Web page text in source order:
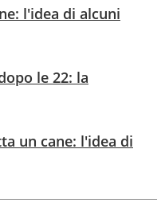
l'idea di alcuni
le 22: la
un cane: l'idea di